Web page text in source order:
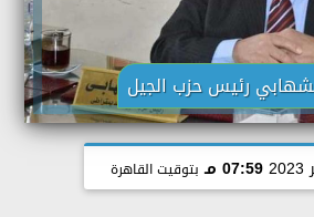
رئيس حزب الجيل
07:59 مـ بتوقيت القاهرة